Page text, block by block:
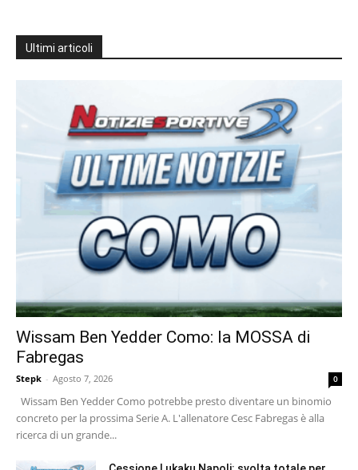
Ultimi articoli
Wissam Ben Yedder Como: la MOSSA di
Fabregas
Stepk - Agosto 7, 2026 0
Wissam Ben Yedder Como potrebbe presto diventare un binomio
concreto per la prossima Serie A. L'allenatore Cesc Fabregas è alla
ricerca di un grande...